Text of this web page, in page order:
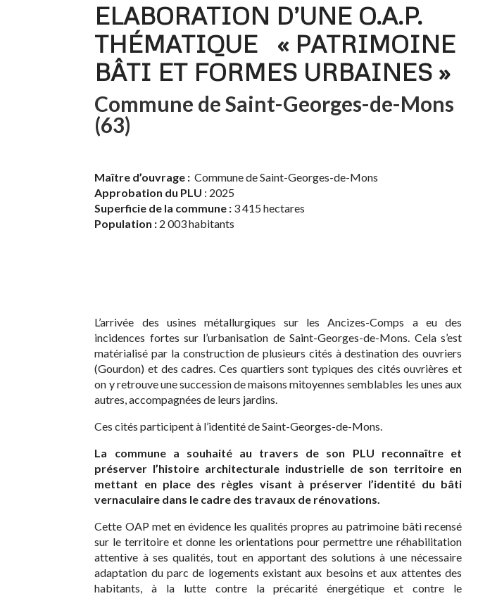
ELABORATION D’UNE O.A.P.
THÉMATIQUE « PATRIMOINE
BÂTI ET FORMES URBAINES »
Commune de Saint-Georges-de-Mons
(63)
Maître d’ouvrage : Commune de Saint-Georges-de-Mons
Approbation du PLU : 2025
Superficie de la commune : 3 415 hectares
Population : 2 003 habitants
L’arrivée des usines métallurgiques sur les Ancizes-Comps a eu des
incidences fortes sur l’urbanisation de Saint-Georges-de-Mons. Cela s’est
matérialisé par la construction de plusieurs cités à destination des ouvriers
(Gourdon) et des cadres. Ces quartiers sont typiques des cités ouvrières et
on y retrouve une succession de maisons mitoyennes semblables les unes aux
autres, accompagnées de leurs jardins.
Ces cités participent à l’identité de Saint-Georges-de-Mons.
La commune a souhaité au travers de son PLU reconnaître et
préserver l’histoire architecturale industrielle de son territoire en
mettant en place des règles visant à préserver l’identité du bâti
vernaculaire dans le cadre des travaux de rénovations.
Cette OAP met en évidence les qualités propres au patrimoine bâti recensé
sur le territoire et donne les orientations pour permettre une réhabilitation
attentive à ses qualités, tout en apportant des solutions à une nécessaire
adaptation du parc de logements existant aux besoins et aux attentes des
habitants, à la lutte contre la précarité énergétique et contre le